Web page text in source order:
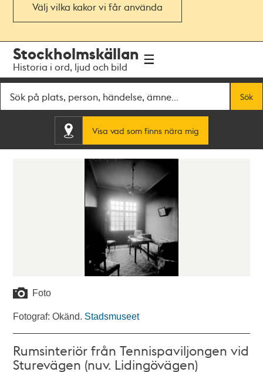
Välj vilka kakor vi får använda
navigationen
huvudinnehållet
Stockholmskällan
Historia i ord, ljud och bild
Sök
Visa vad som finns nära mig
Foto
Fotograf: Okänd. Stadsmuseet
Rumsinteriör från Tennispaviljongen vid
Sturevägen (nuv. Lidingövägen)